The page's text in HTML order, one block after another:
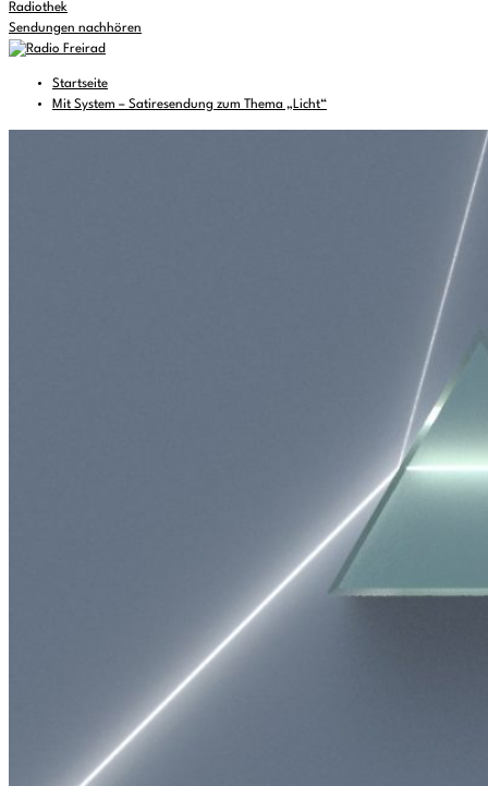
Radiothek
Sendungen nachhören
Startseite
Mit System – Satiresendung zum Thema „Licht“